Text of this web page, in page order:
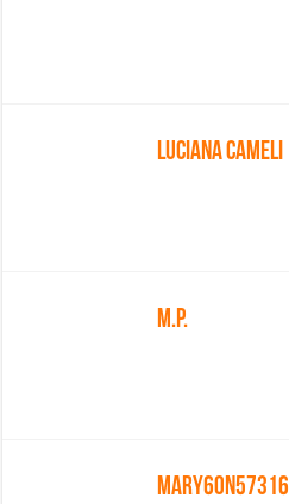
Luciana Cameli
M.P.
Mary60n57316